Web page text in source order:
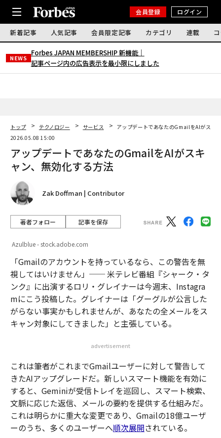
会員登録 ログイン
新着記事 人気記事 会員限定記事 カテゴリ 連載
NEWS
Forbes JAPAN MEMBERSHIP 新機能｜
記事ページ内の広告表示を最小限にしました
トップ テクノロジー サービス
アップデートであなたのGmailをAIがスキ
2026.05.08 15:00
アップデートであなたのGmailをAIがスキ
ャン、無効化する方法
Zak Doffman | Contributor
著者フォロー 記事を保存
Azulblue - stock.adobe.com
「Gmailのアカウントを持っているなら、この警告を無
視してはいけません」── 米テレビ番組『シャーク・タ
ンク』に出演するロリ・グレイナーは今週末、Instagra
mにこう投稿した。グレイナーは「グーグルが公言した
がらない事実かもしれませんが、あなたの全メールをス
キャン対象にしてきました」と主張している。
advertisement
これは筆者がこれまでGmailユーザーに対して警告して
きたAIアップグレードだ。新しいスマート機能を有効に
すると、Geminiが受信トレイを巡回し、スマート検索、
文脈に応じた返信、メールの要約を提供する仕組みだ。
これは明らかに重大な変更であり、Gmailの18億ユーザ
ーのうち、多くのユーザーへ順次展開されている。